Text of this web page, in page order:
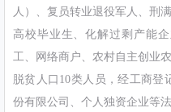
人）、复员转业退役军人、刑满
高校毕业生、化解过剩产能
工、网络商户、农村自主创业农
脱贫人口10类人员，经工商登
份有限公司、个人独资企业等